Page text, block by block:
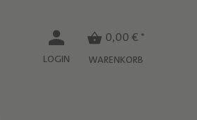
LOGIN
0,00 € *
WARENKORB